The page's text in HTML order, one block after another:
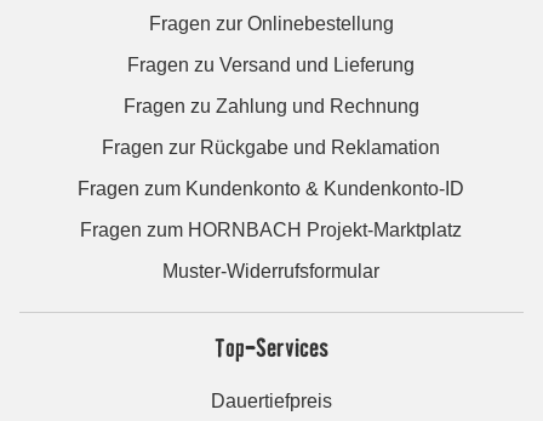
Fragen zur Onlinebestellung
Fragen zu Versand und Lieferung
Fragen zu Zahlung und Rechnung
Fragen zur Rückgabe und Reklamation
Fragen zum Kundenkonto & Kundenkonto-ID
Fragen zum HORNBACH Projekt-Marktplatz
Muster-Widerrufsformular
Top-Services
Dauertiefpreis